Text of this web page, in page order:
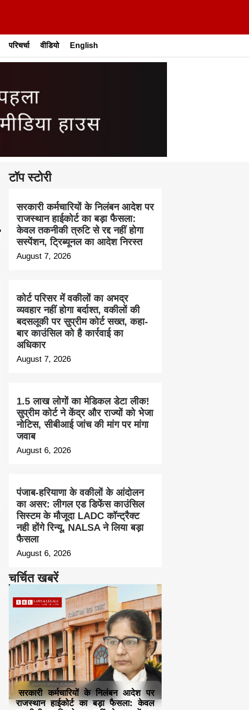
परिचर्चा वीडियो English
टॉप स्टोरी
सरकारी कर्मचारियों के निलंबन आदेश पर
राजस्थान हाईकोर्ट का बड़ा फैसला:
केवल तकनीकी त्रुटि से रद्द नहीं होगा
सस्पेंशन, ट्रिब्यूनल का आदेश निरस्त
August 7, 2026
कोर्ट परिसर में वकीलों का अभद्र
व्यवहार नहीं होगा बर्दाश्त, वकीलों की
बदसलूकी पर सुप्रीम कोर्ट सख्त, कहा-
बार काउंसिल को है कार्रवाई का
अधिकार
August 7, 2026
1.5 लाख लोगों का मेडिकल डेटा लीक!
सुप्रीम कोर्ट ने केंद्र और राज्यों को भेजा
नोटिस, सीबीआई जांच की मांग पर मांगा
जवाब
August 6, 2026
पंजाब-हरियाणा के वकीलों के आंदोलन
का असर: लीगल एड डिफेंस काउंसिल
सिस्टम के मौजूदा LADC कॉन्ट्रैक्ट
नही होंगे रिन्यू, NALSA ने लिया बड़ा
फैसला
August 6, 2026
चर्चित खबरें
सरकारी कर्मचारियों के निलंबन आदेश पर
राजस्थान हाईकोर्ट का बड़ा फैसला: केवल